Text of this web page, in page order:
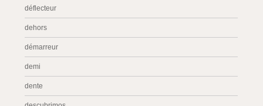
déflecteur
dehors
démarreur
demi
dente